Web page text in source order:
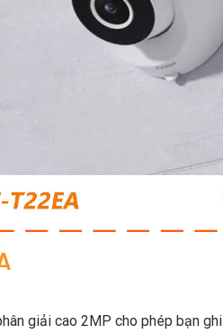
giải cao 2MP cho phép bạn